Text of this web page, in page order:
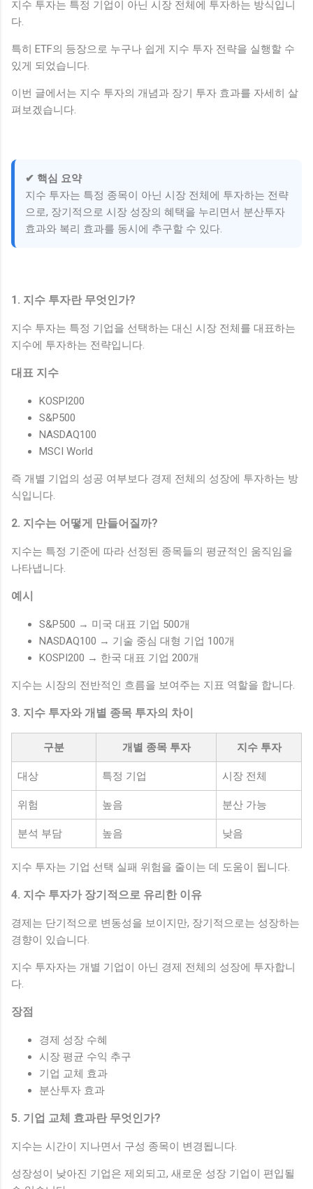
지수 투자는 특정 기업이 아닌 시장 전체에 투자하는 방식입니
다.
특히 ETF의 등장으로 누구나 쉽게 지수 투자 전략을 실행할 수
있게 되었습니다.
이번 글에서는 지수 투자의 개념과 장기 투자 효과를 자세히 살
펴보겠습니다.
✔ 핵심 요약
지수 투자는 특정 종목이 아닌 시장 전체에 투자하는 전략
으로, 장기적으로 시장 성장의 혜택을 누리면서 분산투자
효과와 복리 효과를 동시에 추구할 수 있다.
1. 지수 투자란 무엇인가?
지수 투자는 특정 기업을 선택하는 대신 시장 전체를 대표하는
지수에 투자하는 전략입니다.
대표 지수
KOSPI200
S&P500
NASDAQ100
MSCI World
즉 개별 기업의 성공 여부보다 경제 전체의 성장에 투자하는 방
식입니다.
2. 지수는 어떻게 만들어질까?
지수는 특정 기준에 따라 선정된 종목들의 평균적인 움직임을
나타냅니다.
예시
S&P500 → 미국 대표 기업 500개
NASDAQ100 → 기술 중심 대형 기업 100개
KOSPI200 → 한국 대표 기업 200개
지수는 시장의 전반적인 흐름을 보여주는 지표 역할을 합니다.
3. 지수 투자와 개별 종목 투자의 차이
구분 개별 종목 투자 지수 투자
대상 특정 기업 시장 전체
위험 높음 분산 가능
분석 부담 높음 낮음
지수 투자는 기업 선택 실패 위험을 줄이는 데 도움이 됩니다.
4. 지수 투자가 장기적으로 유리한 이유
경제는 단기적으로 변동성을 보이지만, 장기적으로는 성장하는
경향이 있습니다.
지수 투자자는 개별 기업이 아닌 경제 전체의 성장에 투자합니
다.
장점
경제 성장 수혜
시장 평균 수익 추구
기업 교체 효과
분산투자 효과
5. 기업 교체 효과란 무엇인가?
지수는 시간이 지나면서 구성 종목이 변경됩니다.
성장성이 낮아진 기업은 제외되고, 새로운 성장 기업이 편입될